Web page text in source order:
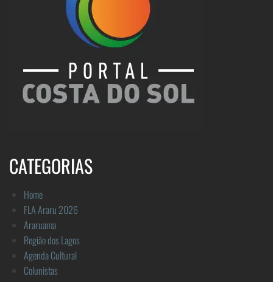
CATEGORIAS
Home
FLA Araru 2026
Araruama
Região dos Lagos
Agenda Cultural
Colunistas